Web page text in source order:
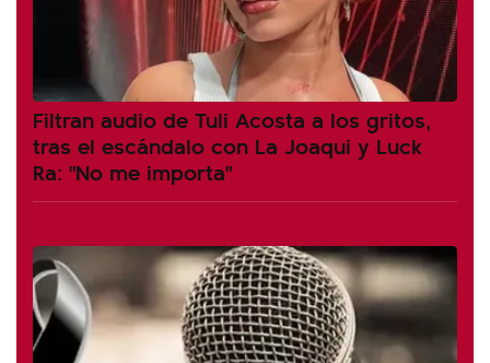
Filtran audio de Tuli Acosta a los gritos,
tras el escándalo con La Joaqui y Luck
Ra: "No me importa"